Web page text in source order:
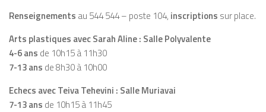
Renseignements au 544 544 – poste 104, inscriptions sur place.
Arts plastiques avec Sarah Aline : Salle Polyvalente
4-6 ans de 10h15 à 11h30
7-13 ans de 8h30 à 10h00
Echecs avec Teiva Tehevini : Salle Muriavai
7-13 ans de 10h15 à 11h45